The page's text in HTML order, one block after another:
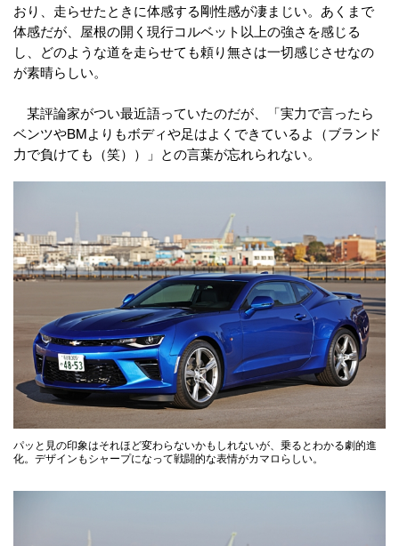
おり、走らせたときに体感する剛性感が凄まじい。あくまで
体感だが、屋根の開く現行コルベット以上の強さを感じる
し、どのような道を走らせても頼り無さは一切感じさせなの
が素晴らしい。
某評論家がつい最近語っていたのだが、「実力で言ったら
ベンツやBMよりもボディや足はよくできているよ（ブランド
力で負けても（笑））」との言葉が忘れられない。
パッと見の印象はそれほど変わらないかもしれないが、乗るとわかる劇的進
化。デザインもシャープになって戦闘的な表情がカマロらしい。